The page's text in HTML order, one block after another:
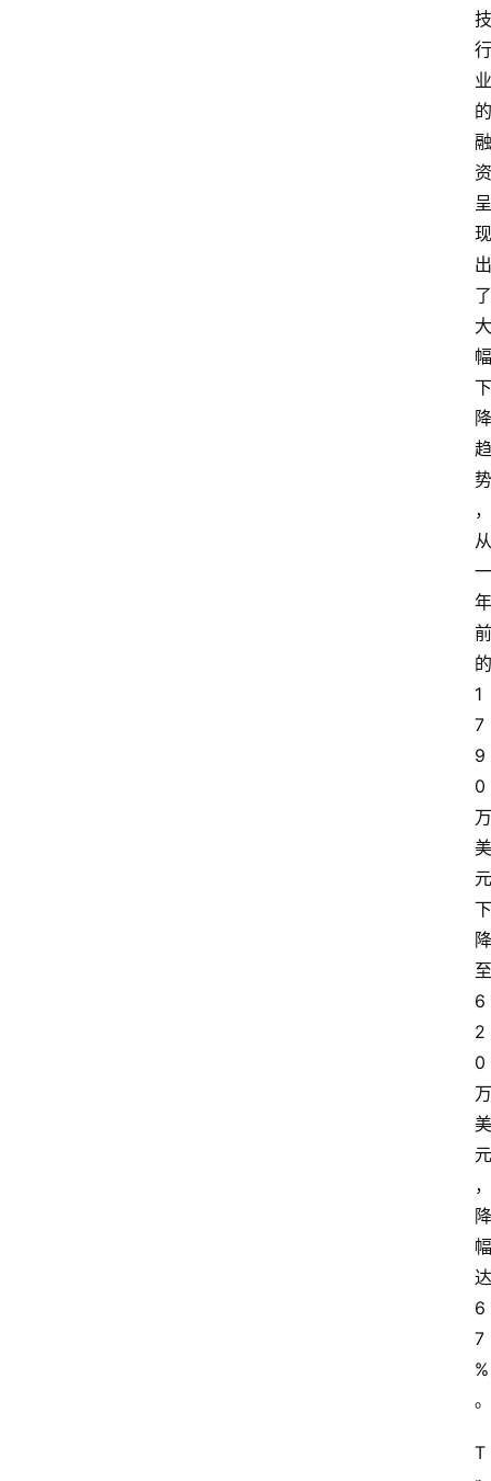
技
行
业
的
融
资
呈
现
出
了
大
幅
下
降
趋
势
，
从
一
年
前
的
1
7
9
0
万
美
元
下
降
至
6
2
0
万
美
元
，
降
幅
达
6
7
%
。
T